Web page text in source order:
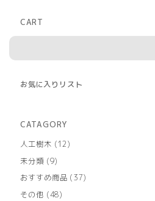
CART
お気に入りリスト
CATAGORY
人工樹木
1212
商
未分類 99
の
商
おすすめ商品 3737
その他 4848